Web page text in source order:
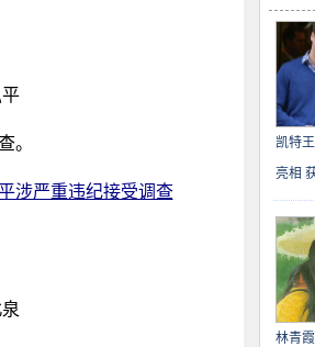
。
涉严重违纪接受调查
凯特
亮相
林青